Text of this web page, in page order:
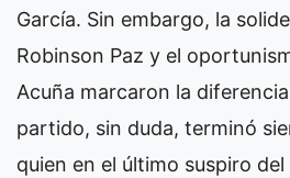
García. Sin embargo, la
Robinson Paz y el
Acuña marcaron la
partido, sin duda, terminó
quien en el último suspiro